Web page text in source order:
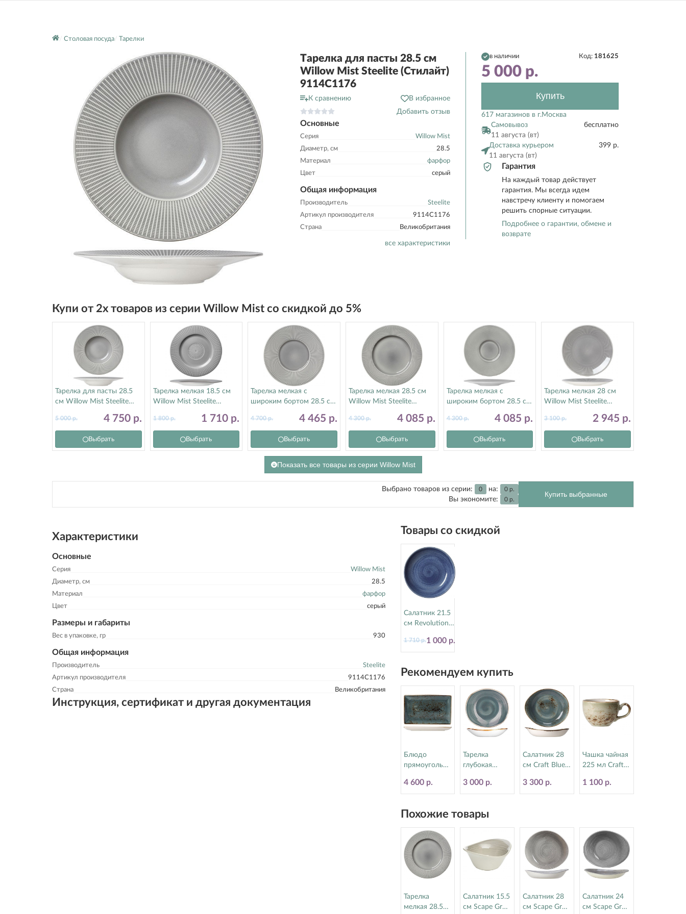
Столовая посуда Тарелки
Тарелка для пасты 28.5 см
Willow Mist Steelite (Стилайт)
9114C1176
К сравнению
В избранное
Добавить отзыв
Основные
Серия
Willow Mist
Диаметр, см
28.5
Материал
фарфор
Цвет
серый
Общая информация
Производитель
Steelite
Артикул производителя
9114C1176
Страна
Великобритания
все характеристики
в наличии Код: 181625
5 000 р.
Купить
617 магазинов в г.Москва
Самовывоз
11 августа (вт)
бесплатно
Доставка курьером
11 августа (вт)
399 р.
Гарантия
На каждый товар действует
гарантия. Мы всегда идем
навстречу клиенту и помогаем
решить спорные ситуации.
Подробнее о гарантии, обмене и
возврате
Купи от 2х товаров из серии Willow Mist со скидкой до 5%
Тарелка для пасты 28.5
см Willow Mist Steelite
4 750 р.
5 000р.
Выбрать
Тарелка мелкая 18.5 см
Willow Mist Steelite
1 710 р.
1 800р.
Выбрать
Тарелка мелкая с
широким бортом 28.5 см
(Стилайт) 9114C1171
4 465 р.
4 700р.
Выбрать
Тарелка мелкая 28.5 см
Willow Mist Steelite
4 085 р.
4 300р.
Выбрать
Тарелка мелкая с
широким бортом 28.5 см
(Стилайт) 9114C1172
4 085 р.
4 300р.
Выбрать
Тарелка мелкая 28 см
Willow Mist Steelite
2 945 р.
3 100р.
Выбрать
Показать все товары из серии Willow Mist
Выбрано товаров из серии: 0 на: 0 р.
Вы экономите: 0 р.
Купить выбранные
Характеристики
Основные
Серия
Willow Mist
Диаметр, см
28.5
Материал
фарфор
Цвет
серый
Размеры и габариты
Вес в упаковке, гр 930
Общая информация
Производитель
Steelite
Артикул производителя
9114C1176
Страна
Великобритания
Инструкция, сертификат и другая документация
Товары со скидкой
Салатник 21.5
см Revolution
Steelite
(Стилайт)
1 000 р.
1 710 р.
Рекомендуем купить
Блюдо
прямоугольно
Craft Blue
Steelite
11300550
4 600 р.
Тарелка
глубокая
Craft Blue
Steelite
11300587
3 000 р.
Салатник 28
см Craft Blue
(Стилайт)
11300523
3 300 р.
Чашка чайная
225 мл Craft
(Стилайт)
11310189
1 100 р.
Похожие товары
Тарелка
мелкая 28.5
Салатник 15.5
см Scape Grey
Салатник 28
см Scape Grey
Салатник 24
см Scape Grey